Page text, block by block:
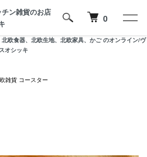
欧食器、北欧生地、北欧家具、かご のオンライン/ヴ
オシッキ
ン雑貨のお店
0
雑貨 コースター